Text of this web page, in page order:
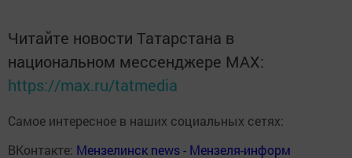
Читайте новости Татарстана в
национальном мессенджере MАХ:
https://max.ru/tatmedia
Самое интересное в наших социальных сетях:
ВКонтакте: Мензелинск news - Мензеля-информ